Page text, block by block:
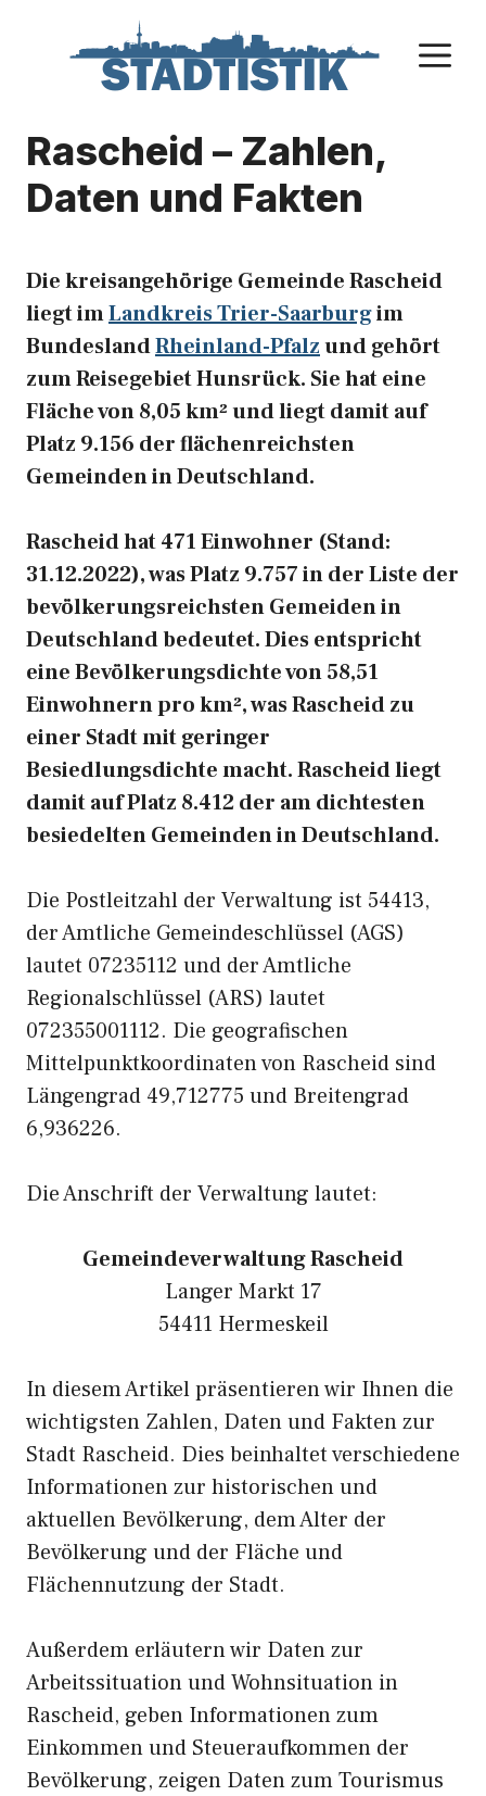
Rascheid – Zahlen,
Daten und Fakten
Die kreisangehörige Gemeinde Rascheid
liegt imLandkreis Trier-Saarburgim
BundeslandRheinland-Pfalzund gehört
zum Reisegebiet Hunsrück. Sie hat eine
Fläche von 8,05 km² und liegt damit auf
Platz 9.156 der flächenreichsten
Gemeinden in Deutschland.
Rascheid hat 471 Einwohner (Stand:
31.12.2022), was Platz 9.757 in der Liste der
bevölkerungsreichsten Gemeiden in
Deutschland bedeutet. Dies entspricht
eine Bevölkerungsdichte von 58,51
Einwohnern pro km², was Rascheid zu
einer Stadt mit geringer
Besiedlungsdichte macht. Rascheid liegt
damit auf Platz 8.412 der am dichtesten
besiedelten Gemeinden in Deutschland.
Die Postleitzahl der Verwaltung ist 54413,
der Amtliche Gemeindeschlüssel (AGS)
lautet 07235112 und der Amtliche
Regionalschlüssel (ARS) lautet
072355001112. Die geografischen
Mittelpunktkoordinaten von Rascheid sind
Längengrad 49,712775 und Breitengrad
6,936226.
Die Anschrift der Verwaltung lautet:
Gemeindeverwaltung Rascheid
Langer Markt 17
54411 Hermeskeil
In diesem Artikel präsentieren wir Ihnen die
wichtigsten Zahlen, Daten und Fakten zur
Stadt Rascheid. Dies beinhaltet verschiedene
Informationen zur historischen und
aktuellen Bevölkerung, dem Alter der
Bevölkerung und der Fläche und
Flächennutzung der Stadt.
Außerdem erläutern wir Daten zur
Arbeitssituation und Wohnsituation in
Rascheid, geben Informationen zum
Einkommen und Steueraufkommen der
Bevölkerung, zeigen Daten zum Tourismus